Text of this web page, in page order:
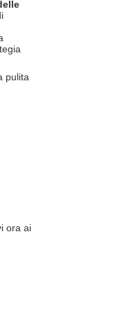
pulita
ora ai